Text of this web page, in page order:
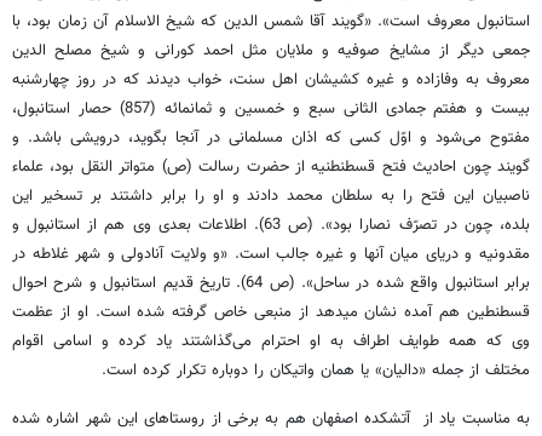
استانبول معروف است». «گویند آقا شمس الدین که شیخ الاسلام آن زمان بود، با
جمعی دیگر از مشایخ صوفیه و ملایان مثل احمد کورانی و شیخ مصلح الدین
معروف به وفازاده و غیره کشیشان اهل سنت، خواب دیدند که در روز چهارشنبه
بیست و هفتم جمادی الثانی سبع و خمسین و ثمانمائه (857) حصار استانبول،
مفتوح می‌شود و اوّل کسی که اذان مسلمانی در آنجا بگوید، درویشی باشد. و
گویند چون احادیث فتح قسطنطنیه از حضرت رسالت (ص) متواتر النقل بود، علماء
ناصبیان این فتح را به سلطان محمد دادند و او را برابر داشتند بر تسخیر این
بلده، چون در تصرّف نصارا بود». (ص 63). اطلاعات بعدی وی هم از استانبول و
مقدونیه و دریای میان آنها و غیره جالب است. «و ولایت آنادولی و شهر غلاطه در
برابر استانبول واقع شده در ساحل». (ص 64). تاریخ قدیم استانبول و شرح احوال
قسطنطین هم آمده نشان میدهد از منبعی خاص گرفته شده است. او از عظمت
وی که همه طوایف اطراف به او احترام می‌گذاشتند یاد کرده و اسامی اقوام
مختلف از جمله «دالیان» یا همان واتیکان را دوباره تکرار کرده است.
به مناسبت یاد از آتشکده اصفهان هم به برخی از روستاهای این شهر اشاره شده